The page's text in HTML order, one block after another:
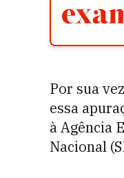
Por sua
essa
à Agência
Nacional